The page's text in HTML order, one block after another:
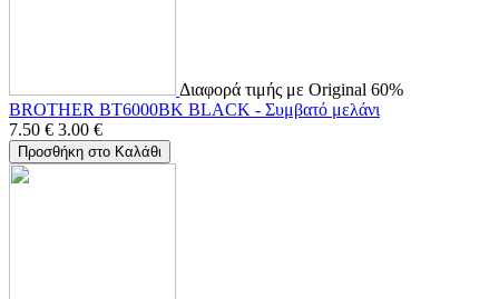
Διαφορά τιμής με Original 60%
BROTHER BT6000BK BLACK - Συμβατό μελάνι
7.50 € 3.00 €
Προσθήκη στο Καλάθι